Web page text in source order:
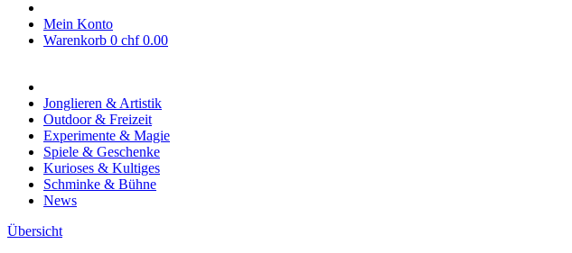
Mein Konto
Warenkorb 0 chf 0.00
Jonglieren & Artistik
Outdoor & Freizeit
Experimente & Magie
Spiele & Geschenke
Kurioses & Kultiges
Schminke & Bühne
News
Übersicht